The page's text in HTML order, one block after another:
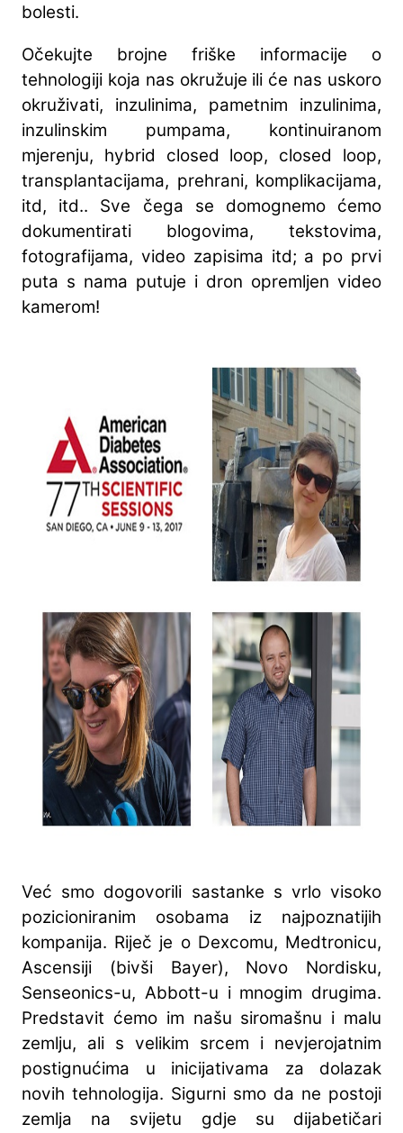
bolesti.
Očekujte brojne friške informacije o
tehnologiji koja nas okružuje ili će nas uskoro
okruživati, inzulinima, pametnim inzulinima,
inzulinskim pumpama, kontinuiranom
mjerenju, hybrid closed loop, closed loop,
transplantacijama, prehrani, komplikacijama,
itd, itd.. Sve čega se domognemo ćemo
dokumentirati blogovima, tekstovima,
fotografijama, video zapisima itd; a po prvi
puta s nama putuje i dron opremljen video
kamerom!
Već smo dogovorili sastanke s vrlo visoko
pozicioniranim osobama iz najpoznatijih
kompanija. Riječ je o Dexcomu, Medtronicu,
Ascensiji (bivši Bayer), Novo Nordisku,
Senseonics-u, Abbott-u i mnogim drugima.
Predstavit ćemo im našu siromašnu i malu
zemlju, ali s velikim srcem i nevjerojatnim
postignućima u inicijativama za dolazak
novih tehnologija. Sigurni smo da ne postoji
zemlja na svijetu gdje su dijabetičari